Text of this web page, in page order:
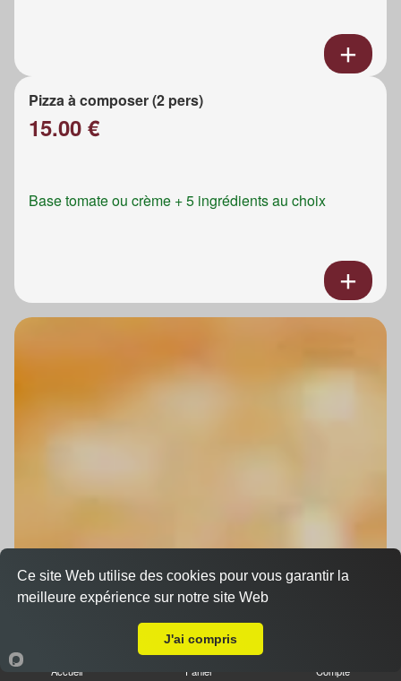
Pizza à composer (2 pers)
15.00 €
Base tomate ou crème + 5 ingrédients au choix
Accueil Panier Compte
Ce site Web utilise des cookies pour vous garantir la
meilleure expérience sur notre site Web
J'ai compris